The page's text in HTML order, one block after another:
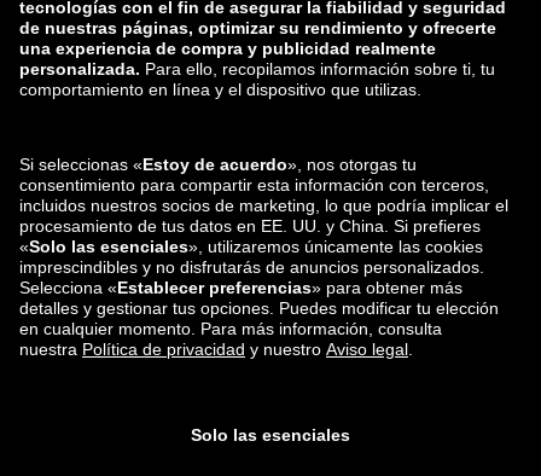
Zalando
ABOUT YOU
También nos encuentras en
Envío y distribuidores
asociados
App de Privé by Zalando